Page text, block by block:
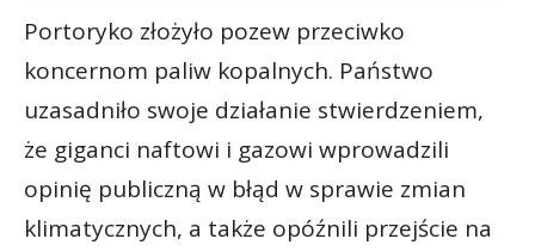
Portoryko złożyło pozew przeciwko
koncernom paliw kopalnych. Państwo
uzasadniło swoje działanie stwierdzeniem,
że giganci naftowi i gazowi wprowadzili
opinię publiczną w błąd w sprawie zmian
klimatycznych, a także opóźnili przejście na